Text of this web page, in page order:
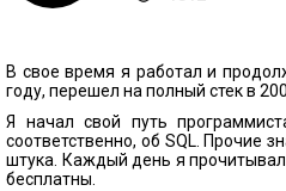
В свое время я работал и
году, перешел на полный стек в
Я начал свой путь
соответственно, об SQL. Прочие
штука. Каждый день я прочитывал
бесплатны.